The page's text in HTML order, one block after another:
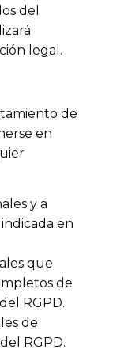
del
legal.
de
en
y a
en
que
de
RGPD.
de
RGPD.